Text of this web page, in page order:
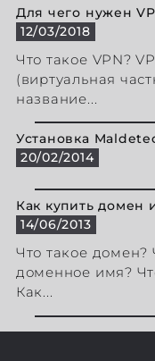
Для чего нужен
12/03/2018
Что такое VPN?
(виртуальная
название...
Установка
20/02/2014
Как купить домен
14/06/2013
Что такое домен?
доменное имя?
Как...